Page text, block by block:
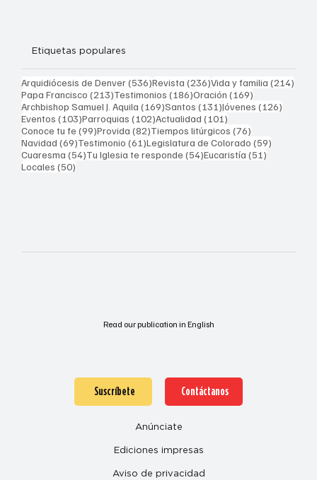
Etiquetas populares
Arquidiócesis de Denver(536)536 entradas
Revista (236)236 entradas
Vida y familia (214)
Papa Francisco (213)213 entradas
Testimonios (186)186 entradas
Oración (169)
Archbishop Samuel J. Aquila (169)169 entradas
Santos (131)131 entradas
Jóvenes (126)
Eventos (103)103 entradas
Parroquias (102)102 entradas
Actualidad (101)
Conoce tu fe (99)99 entradas
Provida (82)82 entradas
Tiempos litúrgicos (76)
Navidad (69)69 entradas
Testimonio (61)61 entradas
Legislatura de Colorado (59)
Cuaresma (54)54 entradas
Tu Iglesia te responde (54)54 entradas
Eucaristía (51)
Locales (50)
Read our publication in English
Suscríbete Contáctanos
Anúnciate
Ediciones impresas
Aviso de privacidad